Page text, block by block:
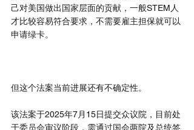
己对美国做出国家层面的贡献，一般STEM人
才比较容易符合要求，不需要雇主担保就可以
申请绿卡。
但这个法案当前进展还有不确定性。
该法案于2025年7月15日提交众议院，目前处
于委员会审议阶段，需通过国会两院及总统签